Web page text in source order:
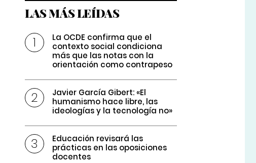
LAS MÁS LEÍDAS
La OCDE confirma que el
contexto social condiciona
más que las notas con la
orientación como contrapeso
Javier García Gibert: «El
humanismo hace libre, las
ideologías y la tecnología no»
Educación revisará las
prácticas en las oposiciones
docentes